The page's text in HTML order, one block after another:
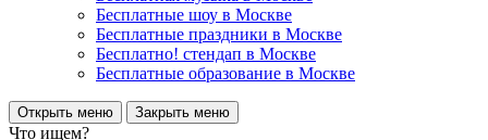
Бесплатные шоу в Москве
Бесплатные праздники в Москве
Бесплатно! стендап в Москве
Бесплатные образование в Москве
Открыть меню Закрыть меню
Что ищем?